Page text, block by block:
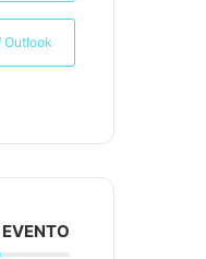
Outlook